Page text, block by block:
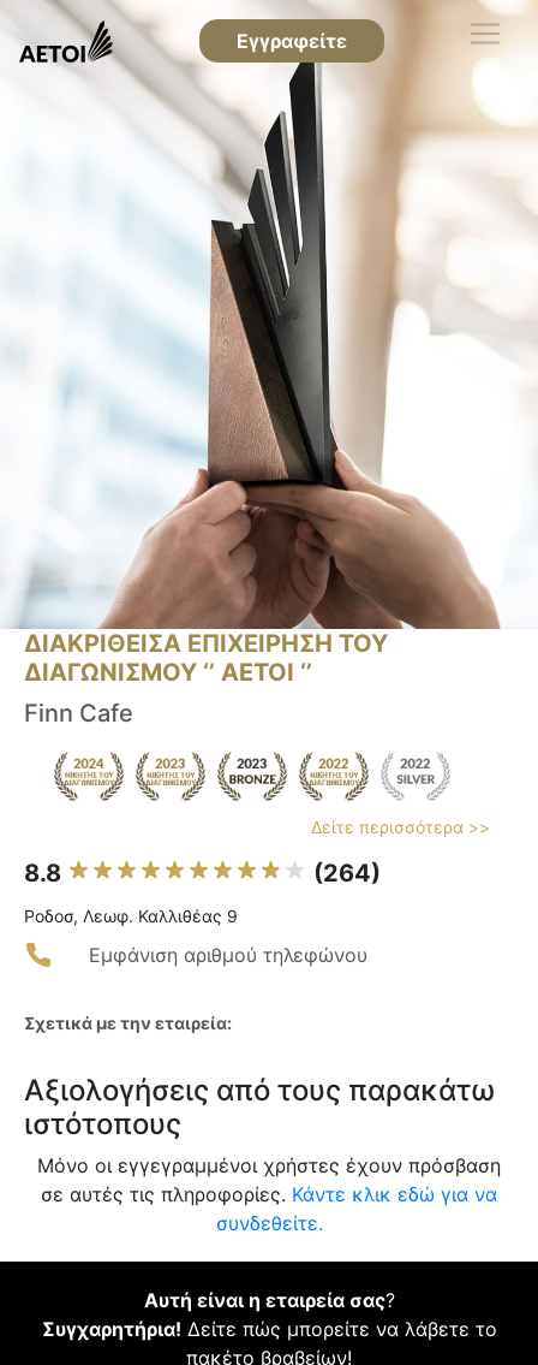
Εγγραφείτε
ΔΙΑΚΡΙΘΕΙΣΑ ΕΠΙΧΕΙΡΗΣΗ ΤΟΥ
ΔΙΑΓΩΝΙΣΜΟΥ ‘’ ΑΕΤΟΙ ‘’
Finn Cafe
Δείτε περισσότερα >>
8.8 (264)
Ροδοσ, Λεωφ. Καλλιθέας 9
Εμφάνιση αριθμού τηλεφώνου
Σχετικά με την εταιρεία:
Αξιολογήσεις από τους παρακάτω
ιστότοπους
Μόνο οι εγγεγραμμένοι χρήστες έχουν πρόσβαση
σε αυτές τις πληροφορίες. Κάντε κλικ εδώ για να
συνδεθείτε.
Αυτή είναι η εταιρεία σας?
Συγχαρητήρια! Δείτε πώς μπορείτε να λάβετε το
πακέτο βραβείων!